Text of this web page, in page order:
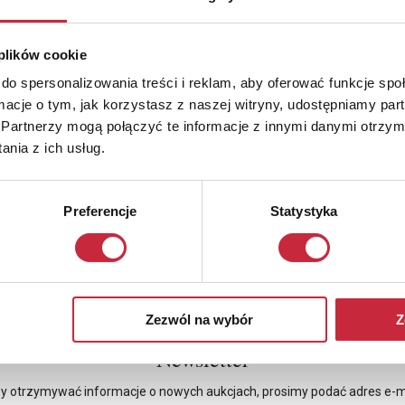
cookie
spersonalizowania treści i reklam, aby oferować funkcje
o tym, jak korzystasz z naszej witryny, udostępniamy
mogą połączyć te informacje z innymi danymi
z ich usług.
Preferencje Statystyka
Zezwól na wybór
Newsletter
otrzymywać informacje o nowych aukcjach, prosimy podać adres e-